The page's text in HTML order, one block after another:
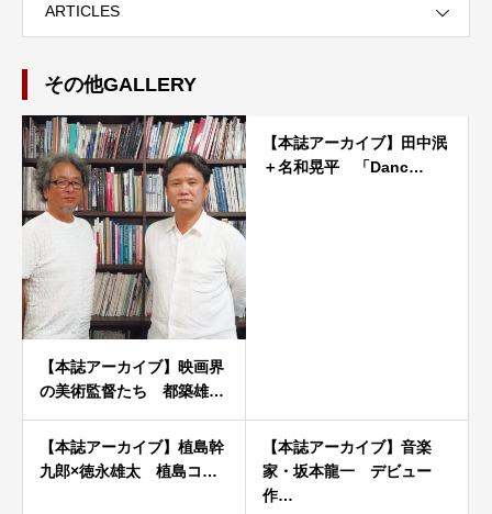
ARTICLES
その他GALLERY
【本誌アーカイブ】映画界
の美術監督たち 都築雄…
【本誌アーカイブ】田中泯
＋名和晃平 「Danc…
【本誌アーカイブ】植島幹
九郎×徳永雄太 植島コ…
【本誌アーカイブ】音楽
家・坂本龍一 デビュー
作…